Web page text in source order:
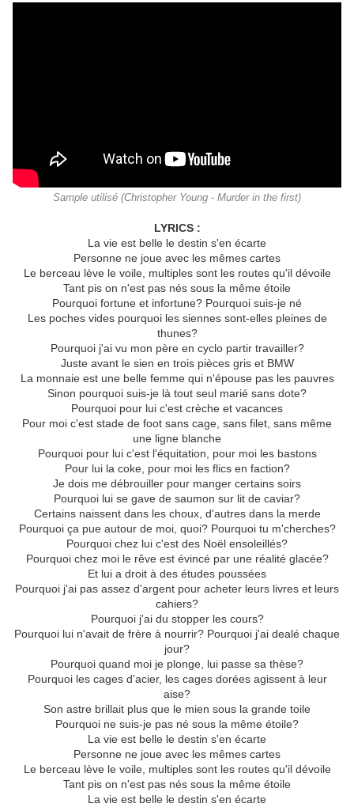
Sample utilisé (Christopher Young - Murder in the first)
LYRICS :
La vie est belle le destin s'en écarte
Personne ne joue avec les mêmes cartes
Le berceau lève le voile, multiples sont les routes qu'il dévoile
Tant pis on n'est pas nés sous la même étoile
Pourquoi fortune et infortune? Pourquoi suis-je né
Les poches vides pourquoi les siennes sont-elles pleines de
thunes?
Pourquoi j'ai vu mon père en cyclo partir travailler?
Juste avant le sien en trois pièces gris et BMW
La monnaie est une belle femme qui n'épouse pas les pauvres
Sinon pourquoi suis-je là tout seul marié sans dote?
Pourquoi pour lui c'est crèche et vacances
Pour moi c'est stade de foot sans cage, sans filet, sans même
une ligne blanche
Pourquoi pour lui c'est l'équitation, pour moi les bastons
Pour lui la coke, pour moi les flics en faction?
Je dois me débrouiller pour manger certains soirs
Pourquoi lui se gave de saumon sur lit de caviar?
Certains naissent dans les choux, d'autres dans la merde
Pourquoi ça pue autour de moi, quoi? Pourquoi tu m'cherches?
Pourquoi chez lui c'est des Noël ensoleillés?
Pourquoi chez moi le rêve est évincé par une réalité glacée?
Et lui a droit à des études poussées
Pourquoi j'ai pas assez d'argent pour acheter leurs livres et leurs
cahiers?
Pourquoi j'ai du stopper les cours?
Pourquoi lui n'avait de frère à nourrir? Pourquoi j'ai dealé chaque
jour?
Pourquoi quand moi je plonge, lui passe sa thèse?
Pourquoi les cages d'acier, les cages dorées agissent à leur
aise?
Son astre brillait plus que le mien sous la grande toile
Pourquoi ne suis-je pas né sous la même étoile?
La vie est belle le destin s'en écarte
Personne ne joue avec les mêmes cartes
Le berceau lève le voile, multiples sont les routes qu'il dévoile
Tant pis on n'est pas nés sous la même étoile
La vie est belle le destin s'en écarte